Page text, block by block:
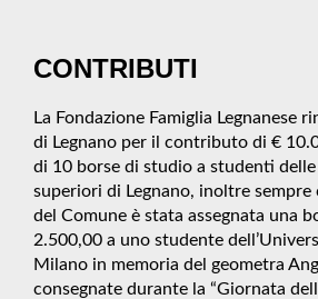
CONTRIBUTI
La Fondazione Famiglia Legnanese
di Legnano per il contributo di €
di 10 borse di studio a studenti
superiori di Legnano, inoltre
del Comune è stata assegnata una
2.500,00 a uno studente
Milano in memoria del geometra
consegnate durante la “Giornata